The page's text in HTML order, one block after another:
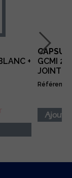
+
GCMI
JOINT
Référence